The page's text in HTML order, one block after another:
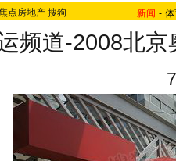
点房地产 搜狗 新闻 -
频道-2008北京